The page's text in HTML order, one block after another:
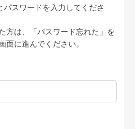
パスワードを入力してくださ
方は、「パスワード忘れた」を
面に進んでください。